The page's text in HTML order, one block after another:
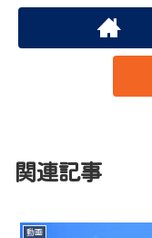
関連記事
動画